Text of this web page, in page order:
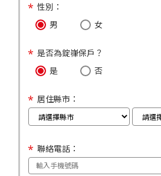
性別：
男
女
是否為錠嵂保戶？
是
否
居住縣市：
聯絡電話：